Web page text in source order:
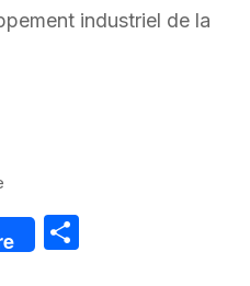
industriel de la